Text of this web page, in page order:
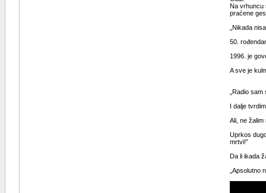
Na vrhuncu
praćene
„Nikada
50.
1996. je
A sve je
„Radio
I dalje
Ali, ne
Uprkos
mrtvi!”
Da li ikada
„Apsolutno